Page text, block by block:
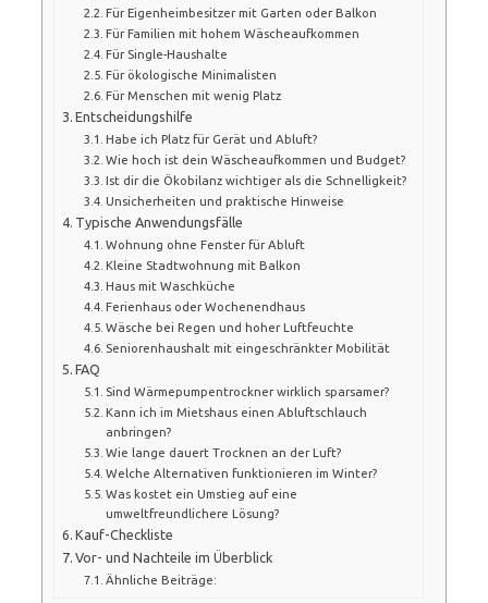
Für Eigenheimbesitzer mit Garten oder Balkon
Für Familien mit hohem Wäscheaufkommen
Für Single-Haushalte
Für ökologische Minimalisten
Für Menschen mit wenig Platz
Entscheidungshilfe
Habe ich Platz für Gerät und Abluft?
Wie hoch ist dein Wäscheaufkommen und Budget?
Ist dir die Ökobilanz wichtiger als die Schnelligkeit?
Unsicherheiten und praktische Hinweise
Typische Anwendungsfälle
Wohnung ohne Fenster für Abluft
Kleine Stadtwohnung mit Balkon
Haus mit Waschküche
Ferienhaus oder Wochenendhaus
Wäsche bei Regen und hoher Luftfeuchte
Seniorenhaushalt mit eingeschränkter Mobilität
FAQ
Sind Wärmepumpentrockner wirklich sparsamer?
Kann ich im Mietshaus einen Abluftschlauch
anbringen?
Wie lange dauert Trocknen an der Luft?
Welche Alternativen funktionieren im Winter?
Was kostet ein Umstieg auf eine
umweltfreundlichere Lösung?
Kauf-Checkliste
Vor- und Nachteile im Überblick
Ähnliche Beiträge: